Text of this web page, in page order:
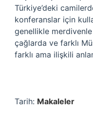
Türkiye’deki
konferanslar için
genellikle merdivenle
çağlarda ve farklı
farklı ama ilişkili
Tarih: Makaleler